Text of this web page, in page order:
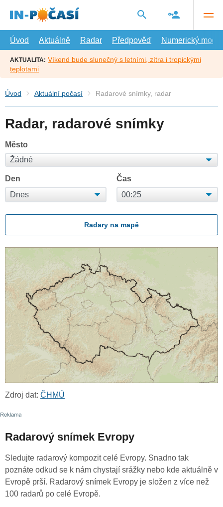
hlavní
Úvod
Aktuálně Radar Předpověď Numerický model
AKTUALITA: Víkend bude slunečný s letními, zítra i tropickými
teplotami
Úvod Aktuální počasí Radarové snímky, radar
Radar, radarové snímky
Město
Den Čas
Radary na mapě
Zdroj dat: ČHMÚ
Radarový snímek Evropy
Sledujte radarový kompozit celé Evropy. Snadno tak
poznáte odkud se k nám chystají srážky nebo kde aktuálně v
Evropě prší. Radarový snímek Evropy je složen z více než
100 radarů po celé Evropě.